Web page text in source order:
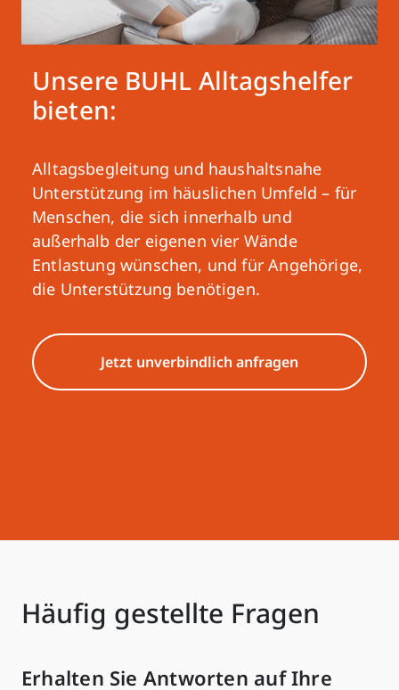
Unsere BUHL Alltagshelfer
bieten:
Alltagsbegleitung und haushaltsnahe
Unterstützung im häuslichen Umfeld – für
Menschen, die sich innerhalb und
außerhalb der eigenen vier Wände
Entlastung wünschen, und für Angehörige,
die Unterstützung benötigen.
Jetzt unverbindlich anfragen
Häufig gestellte Fragen
Erhalten Sie Antworten auf Ihre